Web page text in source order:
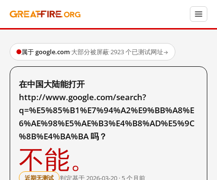
属于 google.com·大部分被屏蔽·2923 个已测试网址→
在中国大陆能打开
http://www.google.com/search?
q=%E5%85%B1%E7%94%A2%E9%BB%A8%E
6%AE%98%E5%AE%B3%E4%B8%AD%E5%9C
%8B%E4%BA%BA 吗？
不能。
近期无测试 判定基于 2026-03-20 · 5 个月前